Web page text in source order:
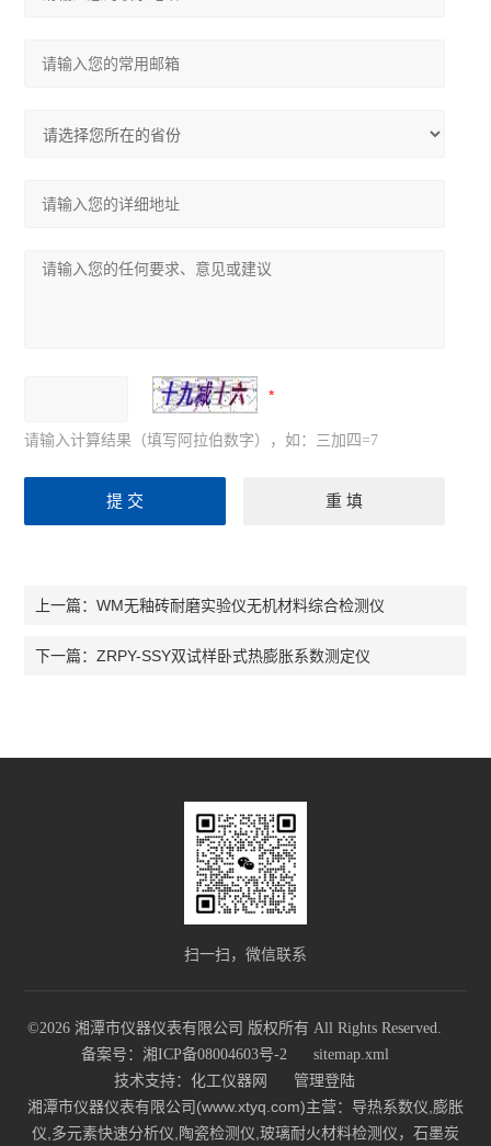
请输入计算结果（填写阿拉伯数字），如：三加四=7
上一篇：WM无釉砖耐磨实验仪无机材料综合检测仪
下一篇：ZRPY-SSY双试样卧式热膨胀系数测定仪
扫一扫，微信联系
©2026 湘潭市仪器仪表有限公司 版权所有 All Rights Reserved.
备案号：湘ICP备08004603号-2
sitemap.xml
技术支持： 化工仪器网 管理登陆
湘潭市仪器仪表有限公司(www.xtyq.com)主营：导热系数仪,膨胀
仪,多元素快速分析仪,陶瓷检测仪,玻璃耐火材料检测仪，石墨炭